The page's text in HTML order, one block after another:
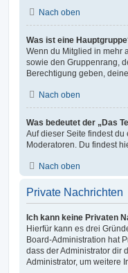
Nach oben
Was ist eine
Wenn du Mitglied in mehr
sowie den Gruppenrang,
Berechtigung geben,
Nach oben
Was bedeutet der „Das
Auf dieser Seite findest
Moderatoren. Du findest
Nach oben
Private Nachrichten
Ich kann keine Privaten
Hierfür kann es drei
Board-Administration hat
dass der Administrator dir
Administrator, um weitere